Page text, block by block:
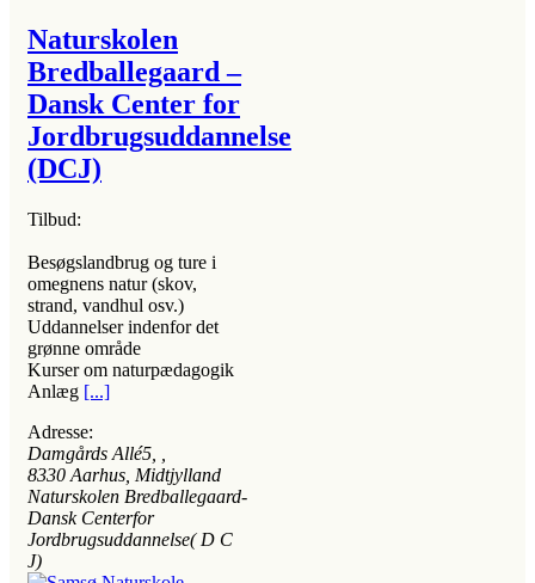
Naturskolen
Bredballegaard –
Dansk Center for
Jordbrugsuddannelse
(DCJ)
Tilbud:
Besøgslandbrug og ture i
omegnens natur (skov,
strand, vandhul osv.)
Uddannelser indenfor det
grønne område
Kurser om naturpædagogik
Anlæg [...]
Adresse:
Damgårds Allé5
8330 Aarhus, Midtjylland
Naturskolen Bredballegaard-
Dansk Centerfor
Jordbrugsuddannelse( D C
J)